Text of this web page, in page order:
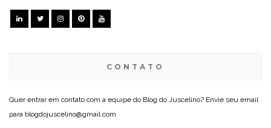
CONTATO
Quer entrar em contato com a equipe do Blog do Juscelino? Envie seu email
para blogdojuscelino@gmail.com